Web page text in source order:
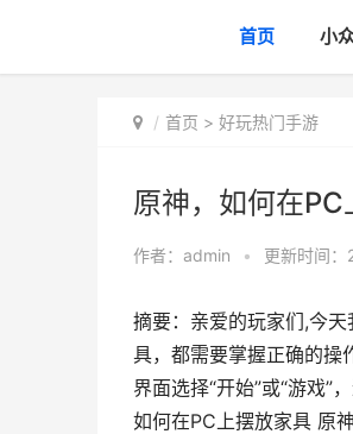
首页 小
首页 > 好玩热门手游
原神，如何在
作者： admin • 更新时间
摘要：亲爱的玩家们,今
具，都需要掌握正确的操
界面选择“开始”或“游戏”
如何在PC上摆放家具 原